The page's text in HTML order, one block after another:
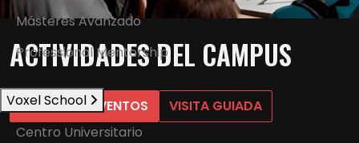
Másteres Avanzado
Professional Mentorship
Voxel School
Centro Universitario
ACTIVIDADES DEL CAMPUS
PRÓXIMOS EVENTOS VISITA GUIADA